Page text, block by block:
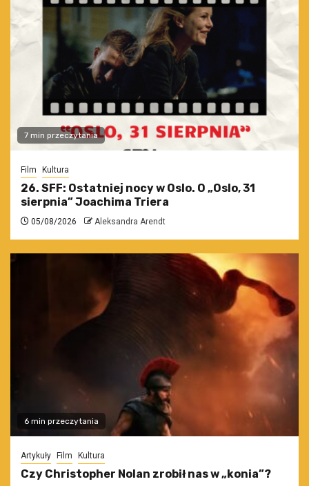
7 min przeczytania
Film Kultura
26. SFF: Ostatniej nocy w Oslo. O „Oslo, 31
sierpnia” Joachima Triera
05/08/2026 Aleksandra Arendt
6 min przeczytania
Artykuły Film Kultura
Czy Christopher Nolan zrobił nas w „konia”?